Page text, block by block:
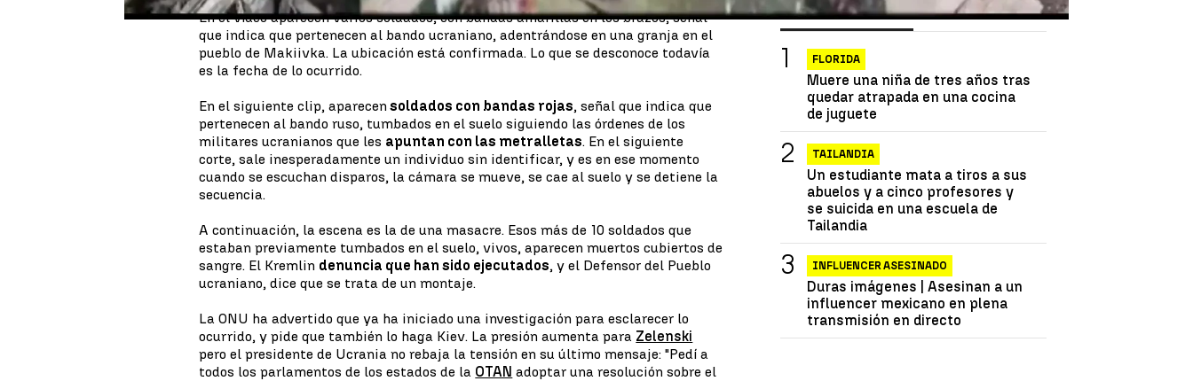
En el vídeo aparecen varios soldados, con bandas amarillas en los brazos, señal
que indica que pertenecen al bando ucraniano, adentrándose en una granja en el
pueblo de Makiivka. La ubicación está confirmada. Lo que se desconoce todavía
es la fecha de lo ocurrido.
En el siguiente clip, aparecen soldados con bandas rojas, señal que indica que
pertenecen al bando ruso, tumbados en el suelo siguiendo las órdenes de los
militares ucranianos que les apuntan con las metralletas. En el siguiente
corte, sale inesperadamente un individuo sin identificar, y es en ese momento
cuando se escuchan disparos, la cámara se mueve, se cae al suelo y se detiene la
secuencia.
A continuación, la escena es la de una masacre. Esos más de 10 soldados que
estaban previamente tumbados en el suelo, vivos, aparecen muertos cubiertos de
sangre. El Kremlin denuncia que han sido ejecutados, y el Defensor del Pueblo
ucraniano, dice que se trata de un montaje.
La ONU ha advertido que ya ha iniciado una investigación para esclarecer lo
ocurrido, y pide que también lo haga Kiev. La presión aumenta para Zelenski
pero el presidente de Ucrania no rebaja la tensión en su último mensaje: "Pedí a
todos los parlamentos de los estados de la OTAN adoptar una resolución sobre el
Las más vistas Lo último
FLORIDA
Muere una niña de tres años tras
quedar atrapada en una cocina
de juguete
TAILANDIA
Un estudiante mata a tiros a sus
abuelos y a cinco profesores y
se suicida en una escuela de
Tailandia
INFLUENCER ASESINADO
Duras imágenes | Asesinan a un
influencer mexicano en plena
transmisión en directo